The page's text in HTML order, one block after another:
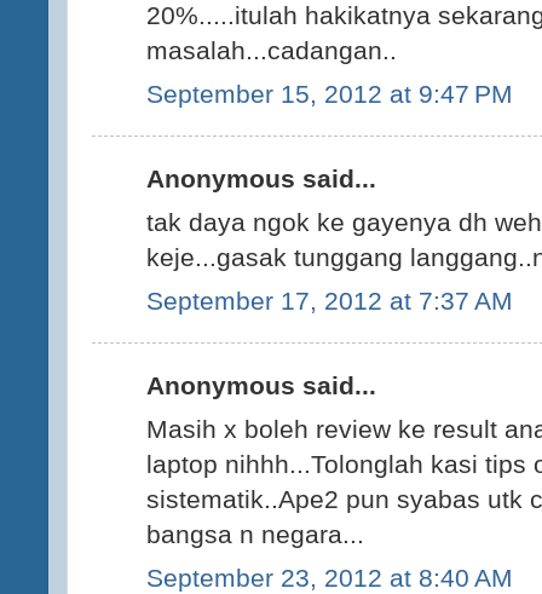
20%.....itulah hakikatnya
masalah...cadangan..
September 15, 2012 at 9:47 PM
Anonymous said...
tak daya ngok ke gayenya dh
keje...gasak tunggang
September 17, 2012 at 7:37 AM
Anonymous said...
Masih x boleh review ke result
laptop nihhh...Tolonglah kasi tips
sistematik..Ape2 pun syabas utk
bangsa n negara...
September 23, 2012 at 8:40 AM